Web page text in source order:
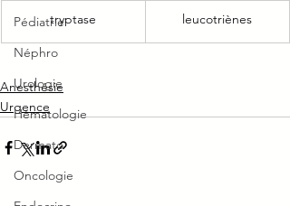
Pédiatrie
Néphro
Urologie
Hématologie
Dermato
Oncologie
tryptase leucotriènes
Anesthésie
Urgence